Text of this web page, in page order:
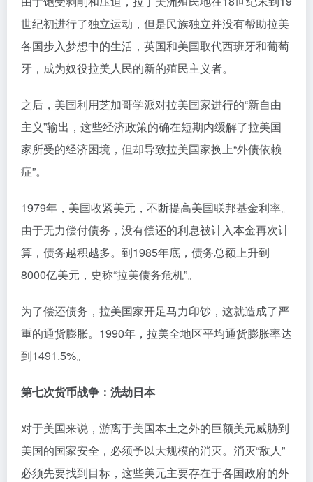
世纪初进行了独立运动，但是民族独立并没有帮助拉美
各国步入梦想中的生活，英国和美国取代西班牙和葡萄
牙，成为奴役拉美人民的新的殖民主义者。
之后，美国利用芝加哥学派对拉美国家进行的“新自由
主义”输出，这些经济政策的确在短期内缓解了拉美国
家所受的经济困境，但却导致拉美国家换上“外债依赖
症”。
1979年，美国收紧美元，不断提高美国联邦基金利率。
由于无力偿付债务，没有偿还的利息被计入本金再次计
算，债务越积越多。到1985年底，债务总额上升到
8000亿美元，史称“拉美债务危机”。
为了偿还债务，拉美国家开足马力印钞，这就造成了严
重的通货膨胀。1990年，拉美全地区平均通货膨胀率达
到1491.5%。
第七次货币战争：洗劫日本
对于美国来说，游离于美国本土之外的巨额美元威胁到
美国的国家安全，必须予以大规模的消灭。消灭“敌人”
必须先要找到目标，这些美元主要存在于各国政府的外